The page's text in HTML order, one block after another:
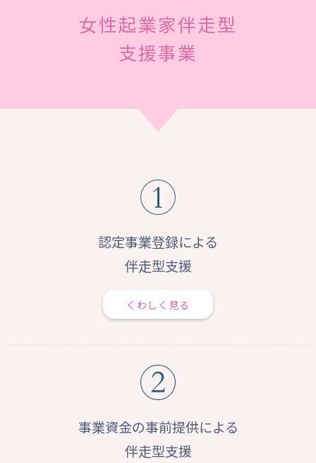
女性起業家伴走型
支援事業
認定事業登録による
伴走型支援
くわしく見る
事業資金の事前提供による
伴走型支援